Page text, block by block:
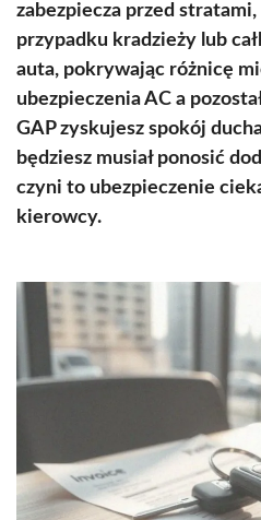
zabezpiecza przed
przypadku kradzieży lub
auta, pokrywając różnicę
ubezpieczenia AC a
GAP zyskujesz spokój
będziesz musiał ponosić
czyni to ubezpieczenie
kierowcy.